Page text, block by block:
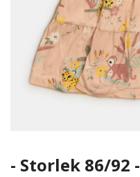
- Storlek 86/92 -